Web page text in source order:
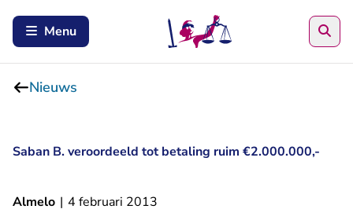
Menu
Nieuws
Saban B. veroordeeld tot betaling ruim €2.000.000,-
Almelo | 4 februari 2013